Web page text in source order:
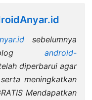
sebelumnya
blog android-
diperbarui agar
meningkatkan
Mendapatkan